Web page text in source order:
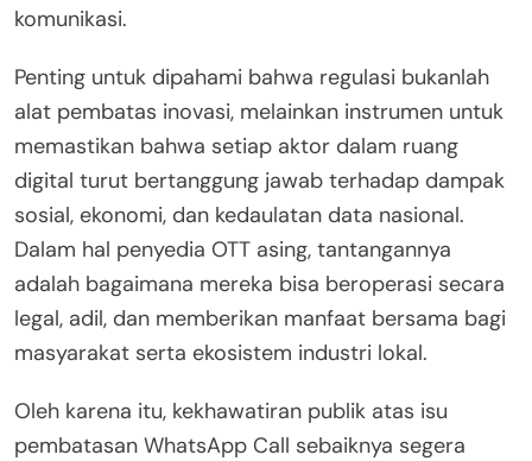
komunikasi.
Penting untuk dipahami bahwa regulasi bukanlah
alat pembatas inovasi, melainkan instrumen untuk
memastikan bahwa setiap aktor dalam ruang
digital turut bertanggung jawab terhadap dampak
sosial, ekonomi, dan kedaulatan data nasional.
Dalam hal penyedia OTT asing, tantangannya
adalah bagaimana mereka bisa beroperasi secara
legal, adil, dan memberikan manfaat bersama bagi
masyarakat serta ekosistem industri lokal.
Oleh karena itu, kekhawatiran publik atas isu
pembatasan WhatsApp Call sebaiknya segera